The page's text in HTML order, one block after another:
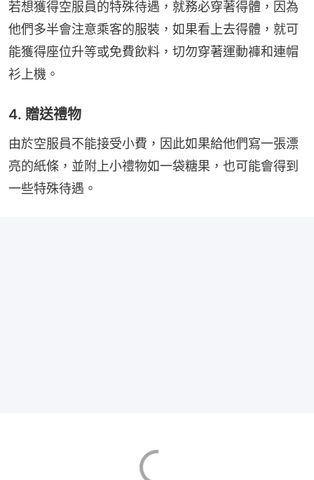
若想獲得空服員的特殊待遇，就務必穿著得體，因為
他們多半會注意乘客的服裝，如果看上去得體，就可
能獲得座位升等或免費飲料，切勿穿著運動褲和連帽
衫上機。
4. 贈送禮物
由於空服員不能接受小費，因此如果給他們寫一張漂
亮的紙條，並附上小禮物如一袋糖果，也可能會得到
一些特殊待遇。